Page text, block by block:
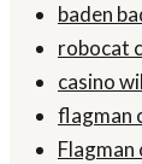
baden
robocat
casino
flagman
Flagman